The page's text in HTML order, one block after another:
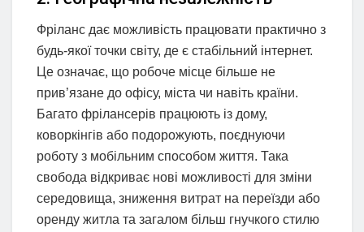
Фріланс дає можливість працювати практично з
будь-якої точки світу, де є стабільний інтернет.
Це означає, що робоче місце більше не
прив’язане до офісу, міста чи навіть країни.
Багато фрілансерів працюють із дому,
коворкінгів або подорожують, поєднуючи
роботу з мобільним способом життя. Така
свобода відкриває нові можливості для зміни
середовища, зниження витрат на переїзди або
оренду житла та загалом більш гнучкого стилю